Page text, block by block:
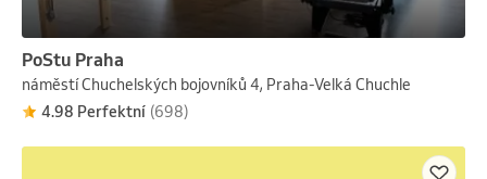
PoStu Praha
náměstí Chuchelských bojovníků 4, Praha-Velká Chuchle
4.98 Perfektní (698)